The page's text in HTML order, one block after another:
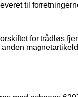
til
for trådløs